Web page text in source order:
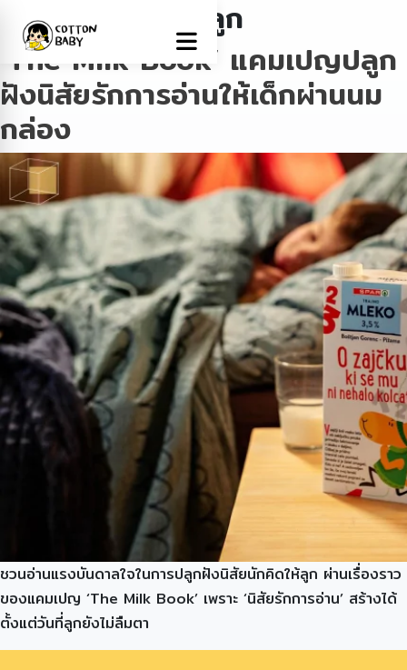
Tag:ไอเดียเลี้ยงลูก
‘The Milk Book’ แคมเปญปลูก
ฝังนิสัยรักการอ่านให้เด็กผ่านนม
กล่อง
ชวนอ่านแรงบันดาลใจในการปลูกฝังนิสัยนักคิดให้ลูก ผ่านเรื่องราว
ของแคมเปญ ‘The Milk Book’ เพราะ ‘นิสัยรักการอ่าน’ สร้างได้
ตั้งแต่วันที่ลูกยังไม่ลืมตา